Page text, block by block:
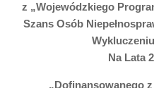
z „Wojewódzkiego
Szans Osób
Na Lata
„Dofinansowanego